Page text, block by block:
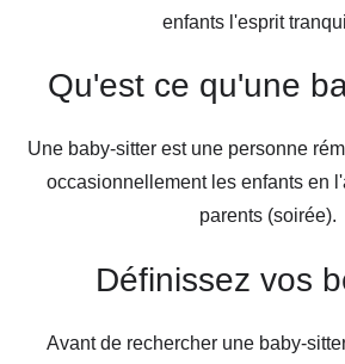
enfants l'esprit
Qu'est ce qu'une
Une baby-sitter est une personne
occasionnellement les enfants en
parents (soirée).
Définissez vos
Avant de rechercher une baby-